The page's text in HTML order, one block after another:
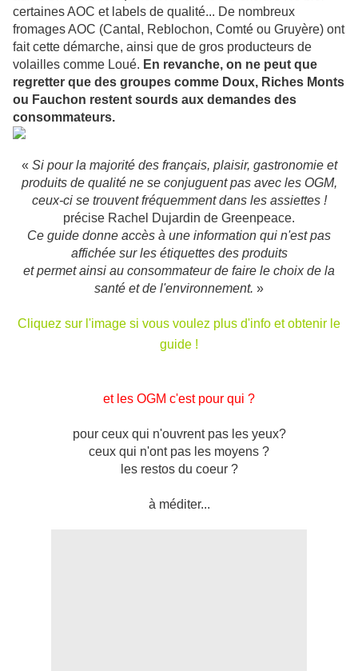
certaines AOC et labels de qualité... De nombreux
fromages AOC (Cantal, Reblochon, Comté ou Gruyère) ont
fait cette démarche, ainsi que de gros producteurs de
volailles comme Loué. En revanche, on ne peut que
regretter que des groupes comme Doux, Riches Monts
ou Fauchon restent sourds aux demandes des
consommateurs.
« Si pour la majorité des français, plaisir, gastronomie et
produits de qualité ne se conjuguent pas avec les OGM,
ceux-ci se trouvent fréquemment dans les assiettes !
précise Rachel Dujardin de Greenpeace.
Ce guide donne accès à une information qui n'est pas
affichée sur les étiquettes des produits
et permet ainsi au consommateur de faire le choix de la
santé et de l'environnement. »
Cliquez sur l'image si vous voulez plus d'info et obtenir le
guide !
et les OGM c'est pour qui ?
pour ceux qui n'ouvrent pas les yeux?
ceux qui n'ont pas les moyens ?
les restos du coeur ?
à méditer...